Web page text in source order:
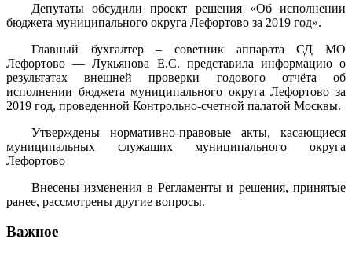
Депутаты обсудили проект решения «Об исполнении
бюджета муниципального округа Лефортово за 2019 год».
Главный бухгалтер – советник аппарата СД МО
Лефортово — Лукьянова Е.С. представила информацию о
результатах внешней проверки годового отчёта об
исполнении бюджета муниципального округа Лефортово за
2019 год, проведенной Контрольно-счетной палатой Москвы.
Утверждены нормативно-правовые акты, касающиеся
муниципальных служащих муниципального округа
Лефортово
Внесены изменения в Регламенты и решения, принятые
ранее, рассмотрены другие вопросы.
Важное